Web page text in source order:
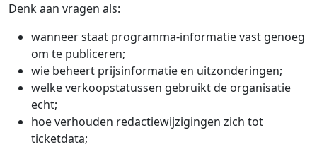
Denk aan vragen als:
wanneer staat programma-informatie vast genoeg
om te publiceren;
wie beheert prijsinformatie en uitzonderingen;
welke verkoopstatussen gebruikt de organisatie
echt;
hoe verhouden redactiewijzigingen zich tot
ticketdata;